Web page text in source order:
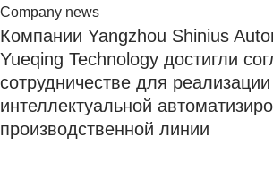
Company news
Компании Yangzhou Shinius
Yueqing Technology достигли
сотрудничестве для
интеллектуальной
производственной линии